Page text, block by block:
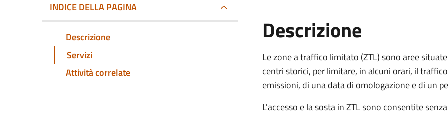
INDICE DELLA PAGINA
Descrizione
Servizi
Attività correlate
Descrizione
Le zone a traffico limitato (ZTL) sono aree
centri storici, per limitare, in alcuni orari, il
emissioni, di una data di omologazione e di un
L'accesso e la sosta in ZTL sono consentite